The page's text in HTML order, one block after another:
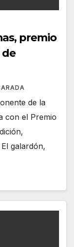
premio
de la
con el Premio
galardón,